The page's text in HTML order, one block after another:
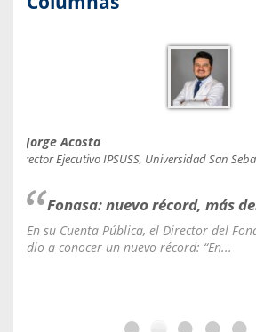
Jorge Acosta
Director Ejecutivo IPSUSS, Universidad San
Fonasa: nuevo récord, más
En su Cuenta Pública, el Director del
dio a conocer un nuevo récord: “En...